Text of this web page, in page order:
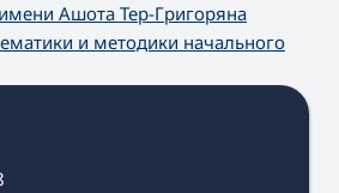
Ашота Тер-Григоряна
и методики начального